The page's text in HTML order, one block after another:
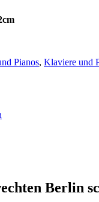
Pianos, Klaviere und
Berlin